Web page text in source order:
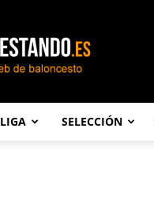
SELECCIÓN